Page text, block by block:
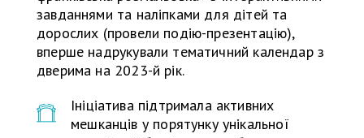
завданнями та наліпками для дітей та
дорослих (провели подію-презентацію),
вперше надрукували тематичний календар з
дверима на 2023-й рік.
Ініціатива підтримала активних
мешканців у порятунку унікальної